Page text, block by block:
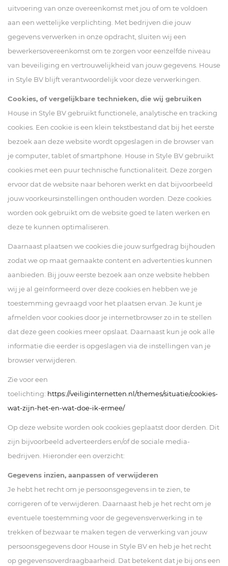
uitvoering van onze overeenkomst met jou of om te voldoen
aan een wettelijke verplichting. Met bedrijven die jouw
gegevens verwerken in onze opdracht, sluiten wij een
bewerkersovereenkomst om te zorgen voor eenzelfde niveau
van beveiliging en vertrouwelijkheid van jouw gegevens. House
in Style BV blijft verantwoordelijk voor deze verwerkingen.
Cookies, of vergelijkbare technieken, die wij gebruiken
House in Style BV gebruikt functionele, analytische en tracking
cookies. Een cookie is een klein tekstbestand dat bij het eerste
bezoek aan deze website wordt opgeslagen in de browser van
je computer, tablet of smartphone. House in Style BV gebruikt
cookies met een puur technische functionaliteit. Deze zorgen
ervoor dat de website naar behoren werkt en dat bijvoorbeeld
jouw voorkeursinstellingen onthouden worden. Deze cookies
worden ook gebruikt om de website goed te laten werken en
deze te kunnen optimaliseren.
Daarnaast plaatsen we cookies die jouw surfgedrag bijhouden
zodat we op maat gemaakte content en advertenties kunnen
aanbieden. Bij jouw eerste bezoek aan onze website hebben
wij je al geïnformeerd over deze cookies en hebben we je
toestemming gevraagd voor het plaatsen ervan. Je kunt je
afmelden voor cookies door je internetbrowser zo in te stellen
dat deze geen cookies meer opslaat. Daarnaast kun je ook alle
informatie die eerder is opgeslagen via de instellingen van je
browser verwijderen.
Zie voor een
toelichting: https://veiliginternetten.nl/themes/situatie/cookies-
wat-zijn-het-en-wat-doe-ik-ermee/
Op deze website worden ook cookies geplaatst door derden. Dit
zijn bijvoorbeeld adverteerders en/of de sociale media-
bedrijven. Hieronder een overzicht:
Gegevens inzien, aanpassen of verwijderen
Je hebt het recht om je persoonsgegevens in te zien, te
corrigeren of te verwijderen. Daarnaast heb je het recht om je
eventuele toestemming voor de gegevensverwerking in te
trekken of bezwaar te maken tegen de verwerking van jouw
persoonsgegevens door House in Style BV en heb je het recht
op gegevensoverdraagbaarheid. Dat betekent dat je bij ons een